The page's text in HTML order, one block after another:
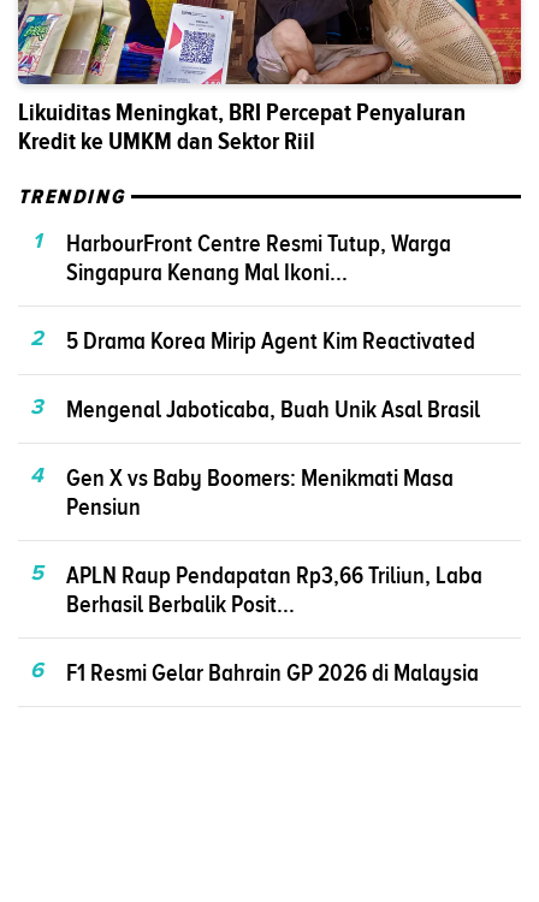
Likuiditas Meningkat, BRI Percepat Penyaluran
Kredit ke UMKM dan Sektor Riil
TRENDING
1
HarbourFront Centre Resmi Tutup, Warga
Singapura Kenang Mal Ikoni...
2 5 Drama Korea Mirip Agent Kim Reactivated
3 Mengenal Jaboticaba, Buah Unik Asal Brasil
4
Gen X vs Baby Boomers: Menikmati Masa
Pensiun
5
APLN Raup Pendapatan Rp3,66 Triliun, Laba
Berhasil Berbalik Posit...
6 F1 Resmi Gelar Bahrain GP 2026 di Malaysia